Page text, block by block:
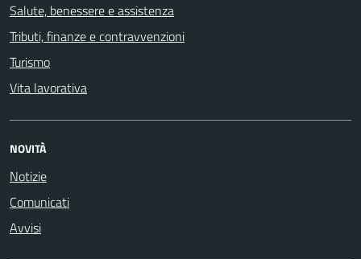
Salute, benessere e assistenza
Tributi, finanze e contravvenzioni
Turismo
Vita lavorativa
NOVITÀ
Notizie
Comunicati
Avvisi